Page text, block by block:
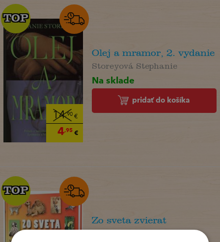
14,90€
4,95€
TOP
TOP
Olej a mramor, 2. vydanie
Storeyová Stephanie
Na sklade
pridať do košíka
TOP
TOP
Zo sveta zvierat
. kolektív